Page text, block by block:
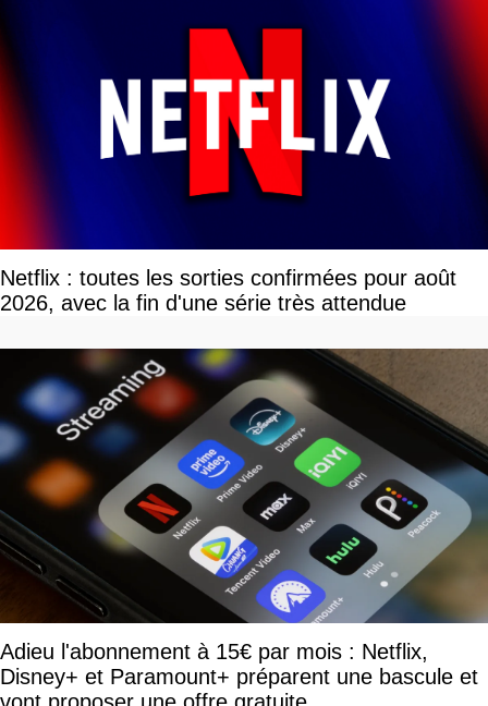
Netflix : toutes les sorties confirmées pour août
2026, avec la fin d'une série très attendue
Adieu l'abonnement à 15€ par mois : Netflix,
Disney+ et Paramount+ préparent une bascule et